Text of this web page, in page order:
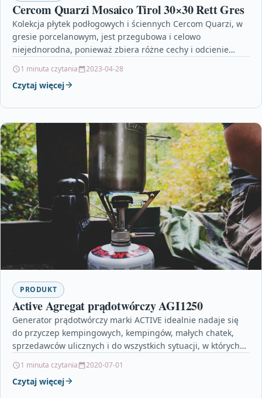
Cercom Quarzi Mosaico Tirol 30×30 Rett Gres
Kolekcja płytek podłogowych i ściennych Cercom Quarzi, w
gresie porcelanowym, jest przegubowa i celowo
niejednorodna, ponieważ zbiera różne cechy i odcienie
1 minuta czytania 2023-04-28
Czytaj więcej
PRODUKT
Active Agregat prądotwórczy AGI1250
Generator prądotwórczy marki ACTIVE idealnie nadaje się
do przyczep kempingowych, kempingów, małych chatek,
sprzedawców ulicznych i do wszystkich sytuacji, w których
1 minuta czytania 2020-07-01
Czytaj więcej